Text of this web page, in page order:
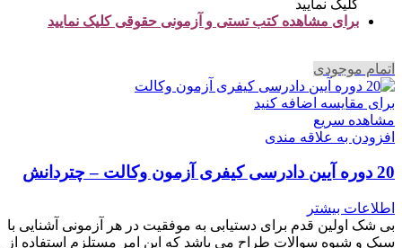
کلیک نمایید
برای مشاهده کتب تستی و آزمونی حقوقی کلیک نمایید
اتمام موجودی
برای مقایسه اضافه کنید
مشاهده سریع
افزودن به علاقه مندی
20 دوره آیین دادرسی کیفری آزمون وکالت – چتردانش
اطلاعات بیشتر
بی شک اولین قدم برای دستیابی به موفقیت در هر آزمونی آشنایی با
سبک و شیوه سوالات طراح می باشد که این امر مستلزم استفاده از